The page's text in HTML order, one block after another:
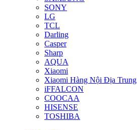
SONY
LG
TCL
Darling
Casper
Sharp
AQUA
Xiaomi
Xiaomi Hàng Nội Địa Trung
iFFALCON
COOCAA
HISENSE
TOSHIBA